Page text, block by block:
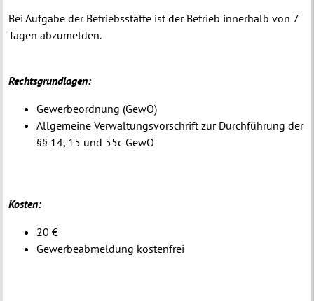
Bei Aufgabe der Betriebsstätte ist der Betrieb innerhalb von 7
Tagen abzumelden.
Rechtsgrundlagen:
Gewerbeordnung (GewO)
Allgemeine Verwaltungsvorschrift zur Durchführung der
§§ 14, 15 und 55c GewO
Kosten:
20 €
Gewerbeabmeldung kostenfrei